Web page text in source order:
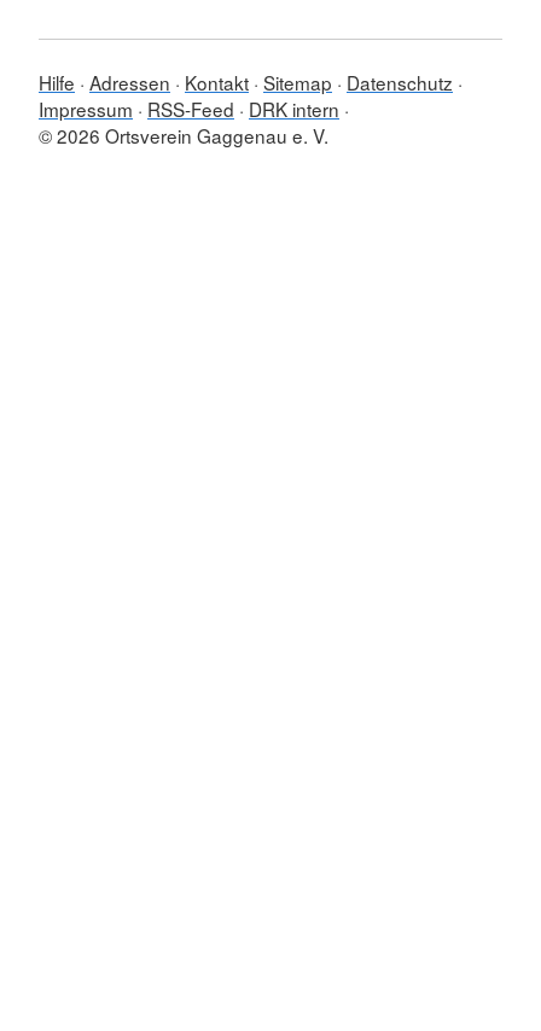
Hilfe Adressen Kontakt Sitemap
Datenschutz
Impressum
RSS-Feed
DRK intern
© 2026 Ortsverein Gaggenau e. V.